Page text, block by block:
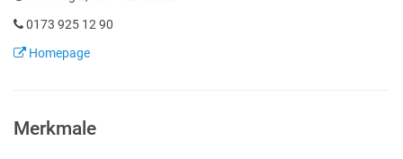
0173 925 12 90
Homepage
Merkmale